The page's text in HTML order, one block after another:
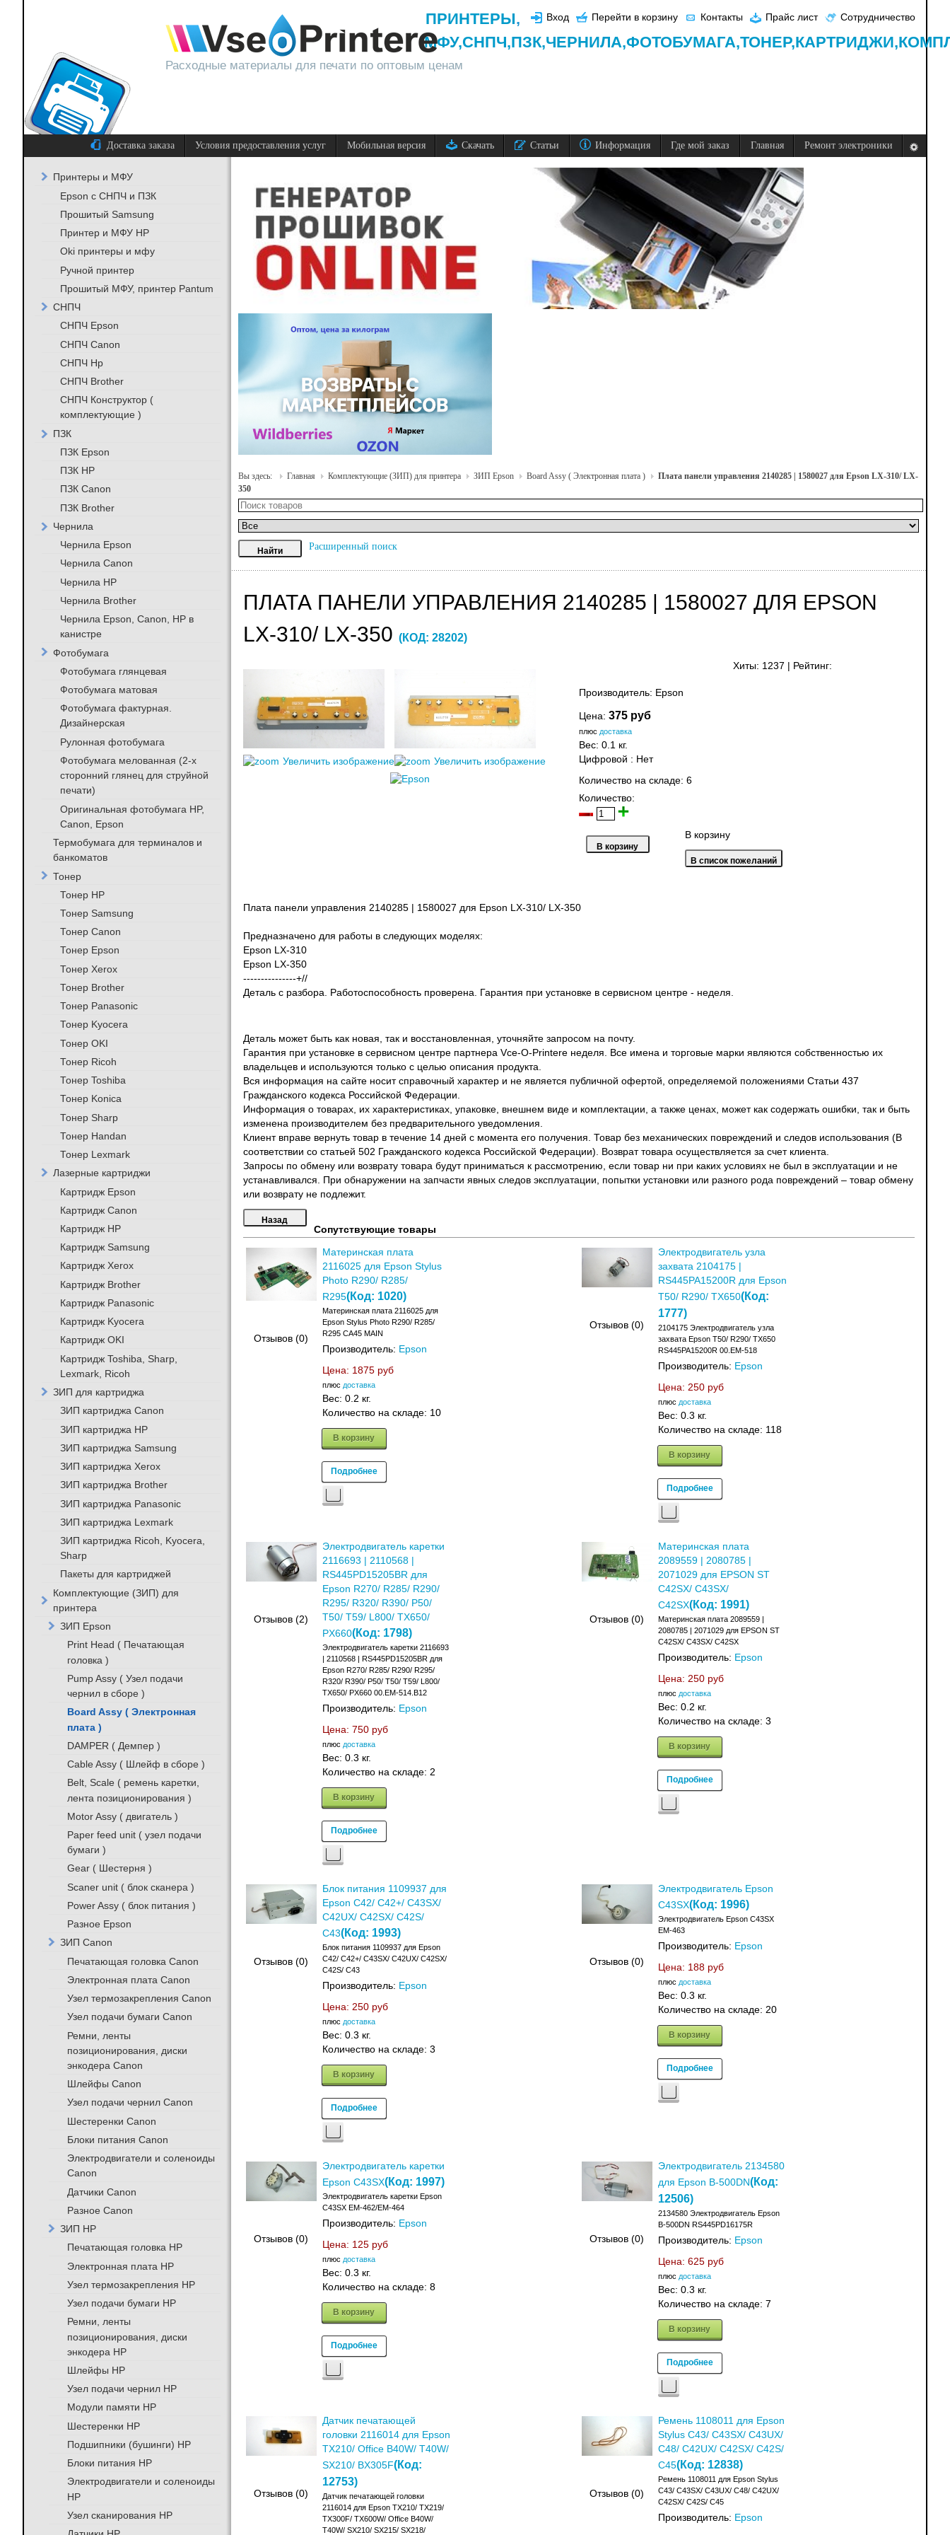
Расходные материалы для печати по оптовым ценам
Вход Перейти в корзину Контакты Прайс лист Сотрудничество
ПРИНТЕРЫ,
МФУ,СНПЧ,ПЗК,ЧЕРНИЛА,ФОТОБУМАГА,ТОНЕР,КАРТРИДЖИ,
Доставка заказа Условия предоставления услуг Мобильная версия Скачать Статьи Информация Где мой заказ Главная Ремонт электроники
Вы здесь: Главная Комплектующие (ЗИП) для принтера ЗИП Epson Board Assy ( Электронная плата )
Плата панели управления 2140285 | 1580027 для Epson LX-310/ LX-
350
Расширенный поиск
ПЛАТА ПАНЕЛИ УПРАВЛЕНИЯ 2140285 | 1580027 ДЛЯ EPSON
LX-310/ LX-350 (КОД: 28202)
Хиты: 1237 Рейтинг:
Увеличить изображение Увеличить изображение
Производитель: Epson
Цена: 375 руб
плюс доставка
Вес: 0.1 кг.
Цифровой : Нет
Количество на складе: 6
Количество:
В корзину
Плата панели управления 2140285 | 1580027 для Epson LX-310/ LX-350
Предназначено для работы в следующих моделях:
Epson LX-310
Epson LX-350
---------------+//
Деталь с разбора. Работоспособность проверена. Гарантия при установке в сервисном центре - неделя.
Деталь может быть как новая, так и восстановленная, уточняйте запросом на почту.
Гарантия при установке в сервисном центре партнера Vce-O-Printere неделя. Все имена и торговые марки являются собственностью их
владельцев и используются только с целью описания продукта.
Вся информация на сайте носит справочный характер и не является публичной офертой, определяемой положениями Статьи 437
Гражданского кодекса Российской Федерации.
Информация о товарах, их характеристиках, упаковке, внешнем виде и комплектации, а также ценах, может как содержать ошибки, так и быть
изменена производителем без предварительного уведомления.
Клиент вправе вернуть товар в течение 14 дней с момента его получения. Товар без механических повреждений и следов использования (В
соответствии со статьей 502 Гражданского кодекса Российской Федерации). Возврат товара осуществляется за счет клиента.
Запросы по обмену или возврату товара будут приниматься к рассмотрению, если товар ни при каких условиях не был в эксплуатации и не
устанавливался. При обнаружении на запчасти явных следов эксплуатации, попытки установки или разного рода повреждений – товар обмену
или возврату не подлежит.
Сопутствующие товары
Отзывов (0)
Материнская плата
2116025 для Epson Stylus
Photo R290/ R285/
R295(Код: 1020)
Материнская плата 2116025 для
Epson Stylus Photo R290/ R285/
R295 CA45 MAIN
Производитель: Epson
Цена: 1875 руб
плюс доставка
Вес: 0.2 кг.
Количество на складе: 10
В корзину
Подробнее
Отзывов (0)
Электродвигатель узла
захвата 2104175 |
RS445PA15200R для Epson
T50/ R290/ TX650(Код:
1777)
2104175 Электродвигатель узла
захвата Epson T50/ R290/ TX650
RS445PA15200R 00.EM-518
Производитель: Epson
Цена: 250 руб
плюс доставка
Вес: 0.3 кг.
Количество на складе: 118
В корзину
Подробнее
Отзывов (2)
Электродвигатель каретки
2116693 | 2110568 |
RS445PD15205BR для
Epson R270/ R285/ R290/
R295/ R320/ R390/ P50/
T50/ T59/ L800/ TX650/
PX660(Код: 1798)
Электродвигатель каретки 2116693
| 2110568 | RS445PD15205BR для
Epson R270/ R285/ R290/ R295/
R320/ R390/ P50/ T50/ T59/ L800/
TX650/ PX660 00.EM-514.B12
Производитель: Epson
Цена: 750 руб
плюс доставка
Вес: 0.3 кг.
Количество на складе: 2
В корзину
Подробнее
Отзывов (0)
Материнская плата
2089559 | 2080785 |
2071029 для EPSON ST
C42SX/ C43SX/
C42SX(Код: 1991)
Материнская плата 2089559 |
2080785 | 2071029 для EPSON ST
C42SX/ C43SX/ C42SX
Производитель: Epson
Цена: 250 руб
плюс доставка
Вес: 0.2 кг.
Количество на складе: 3
В корзину
Подробнее
Отзывов (0)
Блок питания 1109937 для
Epson C42/ C42+/ C43SX/
C42UX/ C42SX/ C42S/
C43(Код: 1993)
Блок питания 1109937 для Epson
C42/ C42+/ C43SX/ C42UX/ C42SX/
C42S/ C43
Производитель: Epson
Цена: 250 руб
плюс доставка
Вес: 0.3 кг.
Количество на складе: 3
В корзину
Подробнее
Отзывов (0)
Электродвигатель Epson
C43SX(Код: 1996)
Электродвигатель Epson C43SX
EM-463
Производитель: Epson
Цена: 188 руб
плюс доставка
Вес: 0.3 кг.
Количество на складе: 20
В корзину
Подробнее
Отзывов (0)
Электродвигатель каретки
Epson C43SX(Код: 1997)
Электродвигатель каретки Epson
C43SX EM-462/EM-464
Производитель: Epson
Цена: 125 руб
плюс доставка
Вес: 0.3 кг.
Количество на складе: 8
В корзину
Подробнее
Отзывов (0)
Электродвигатель 2134580
для Epson B-500DN(Код:
12506)
2134580 Электродвигатель Epson
B-500DN RS445PD16175R
Производитель: Epson
Цена: 625 руб
плюс доставка
Вес: 0.3 кг.
Количество на складе: 7
В корзину
Подробнее
Отзывов (0)
Датчик печатающей
головки 2116014 для Epson
TX210/ Office B40W/ T40W/
SX210/ BX305F(Код:
12753)
Датчик печатающей головки
2116014 для Epson TX210/ TX219/
TX300F/ TX600W/ Office B40W/
T40W/ SX210/ SX215/ SX218/
Отзывов (0)
Ремень 1108011 для Epson
Stylus C43/ C43SX/ C43UX/
C48/ C42UX/ C42SX/ C42S/
C45(Код: 12838)
Ремень 1108011 для Epson Stylus
C43/ C43SX/ C43UX/ C48/ C42UX/
C42SX/ C42S/ C45
Производитель: Epson
Принтеры и МФУ
Epson с СНПЧ и ПЗК
Прошитый Samsung
Принтер и МФУ HP
Oki принтеры и мфу
Ручной принтер
Прошитый МФУ, принтер Pantum
СНПЧ
СНПЧ Epson
СНПЧ Canon
СНПЧ Hp
СНПЧ Brother
СНПЧ Конструктор (
комплектующие )
ПЗК
ПЗК Epson
ПЗК HP
ПЗК Canon
ПЗК Brother
Чернила
Чернила Epson
Чернила Canon
Чернила HP
Чернила Brother
Чернила Epson, Canon, HP в
канистре
Фотобумага
Фотобумага глянцевая
Фотобумага матовая
Фотобумага фактурная.
Дизайнерская
Рулонная фотобумага
Фотобумага мелованная (2-х
сторонний глянец для струйной
печати)
Оригинальная фотобумага HP,
Canon, Epson
Термобумага для терминалов и
банкоматов
Тонер
Тонер HP
Тонер Samsung
Тонер Canon
Тонер Epson
Тонер Xerox
Тонер Brother
Тонер Panasonic
Тонер Kyocera
Тонер OKI
Тонер Ricoh
Тонер Toshiba
Тонер Konica
Тонер Sharp
Тонер Handan
Тонер Lexmark
Лазерные картриджи
Картридж Epson
Картридж Canon
Картридж HP
Картридж Samsung
Картридж Xerox
Картридж Brother
Картридж Panasonic
Картридж Kyocera
Картридж OKI
Картридж Toshiba, Sharp,
Lexmark, Ricoh
ЗИП для картриджа
ЗИП картриджа Canon
ЗИП картриджа HP
ЗИП картриджа Samsung
ЗИП картриджа Xerox
ЗИП картриджа Brother
ЗИП картриджа Panasonic
ЗИП картриджа Lexmark
ЗИП картриджа Ricoh, Kyocera,
Sharp
Пакеты для картриджей
Комплектующие (ЗИП) для
принтера
ЗИП Epson
Print Head ( Печатающая
головка )
Pump Assy ( Узел подачи
чернил в сборе )
Board Assy ( Электронная
плата )
DAMPER ( Демпер )
Cable Assy ( Шлейф в сборе )
Belt, Scale ( ремень каретки,
лента позиционирования )
Motor Assy ( двигатель )
Paper feed unit ( узел подачи
бумаги )
Gear ( Шестерня )
Scaner unit ( блок сканера )
Power Assy ( блок питания )
Разное Epson
ЗИП Canon
Печатающая головка Canon
Электронная плата Canon
Узел термозакрепления Canon
Узел подачи бумаги Canon
Ремни, ленты
позиционирования, диски
энкодера Canon
Шлейфы Canon
Узел подачи чернил Canon
Шестеренки Canon
Блоки питания Canon
Электродвигатели и соленоиды
Canon
Датчики Canon
Разное Canon
ЗИП HP
Печатающая головка HP
Электронная плата HP
Узел термозакрепления HP
Узел подачи бумаги HP
Ремни, ленты
позиционирования, диски
энкодера HP
Шлейфы HP
Узел подачи чернил HP
Модули памяти HP
Шестеренки HP
Подшипники (бушинги) HP
Блоки питания HP
Электродвигатели и соленоиды
HP
Узел сканирования HP